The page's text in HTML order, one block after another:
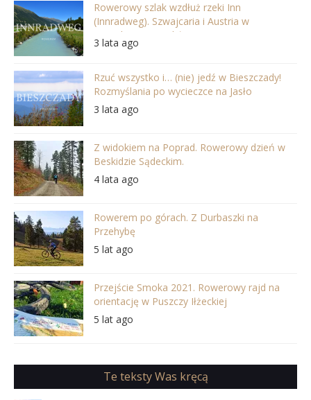
Rowerowy szlak wzdłuż rzeki Inn
(Innradweg). Szwajcaria i Austria w
najpiękniejszej odsłonie
3 lata ago
Rzuć wszystko i… (nie) jedź w Bieszczady!
Rozmyślania po wycieczce na Jasło
3 lata ago
Z widokiem na Poprad. Rowerowy dzień w
Beskidzie Sądeckim.
4 lata ago
Rowerem po górach. Z Durbaszki na
Przehybę
5 lat ago
Przejście Smoka 2021. Rowerowy rajd na
orientację w Puszczy Iłżeckiej
5 lat ago
Te teksty Was kręcą